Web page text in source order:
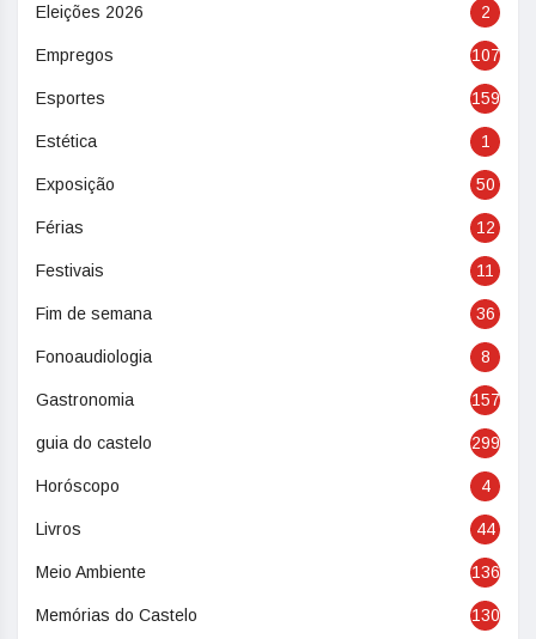
Eleições 2026 2
Empregos 107
Esportes 159
Estética 1
Exposição 50
Férias 12
Festivais 11
Fim de semana 36
Fonoaudiologia 8
Gastronomia 157
guia do castelo 299
Horóscopo 4
Livros 44
Meio Ambiente 136
Memórias do Castelo 130